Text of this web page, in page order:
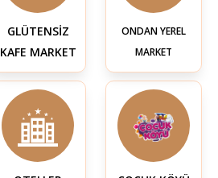
GLÜTENSİZ
KAFE MARKET
ONDAN YEREL
MARKET